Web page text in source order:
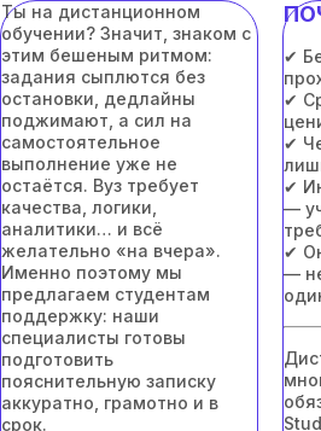
Ты на дистанционном
обучении? Значит, знаком с
этим бешеным ритмом:
задания сыплются без
остановки, дедлайны
поджимают, а сил на
самостоятельное
выполнение уже не
остаётся. Вуз требует
качества, логики,
аналитики… и всё
желательно «на вчера».
Именно поэтому мы
предлагаем студентам
поддержку: наши
специалисты готовы
подготовить
пояснительную записку
аккуратно, грамотно и в
срок.
✔
✔
✔
✔
—
✔
—